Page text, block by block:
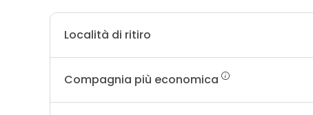
Località di ritiro
Compagnia più economica